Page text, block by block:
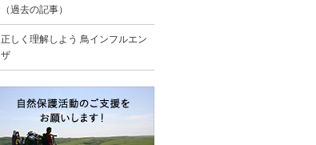
（過去の記事）
正しく理解しよう 鳥インフルエン
ザ